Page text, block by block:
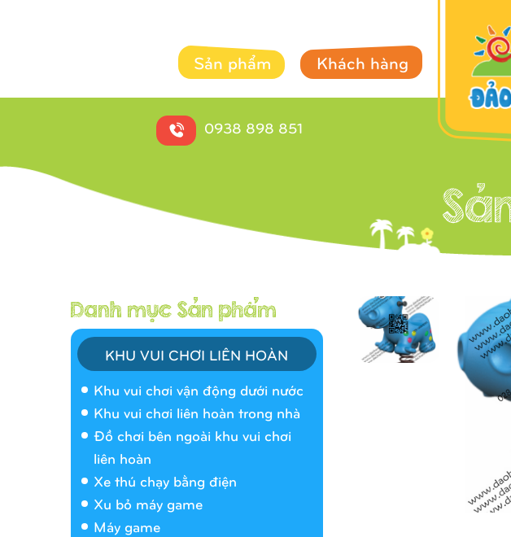
Sản phẩm Khách hàng
0938 898 851
KHU VUI CHƠI LIÊN HOÀN
Khu vui chơi vận động dưới nước
Khu vui chơi liên hoàn trong nhà
Đồ chơi bên ngoài khu vui chơi
liên hoàn
Xe thú chạy bằng điện
Xu bỏ máy game
Máy game